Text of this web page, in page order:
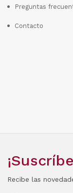
Preguntas
Contacto
Recibe las